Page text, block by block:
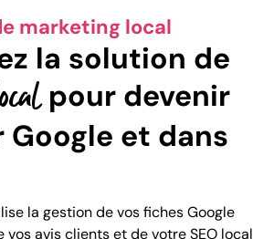
marketing local
la solution de
pour devenir
Google et dans
la gestion de vos fiches Google
vos avis clients et de votre SEO local